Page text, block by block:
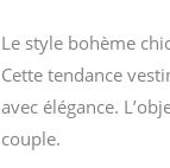
Le style bohème
Cette tendance
avec élégance.
couple.